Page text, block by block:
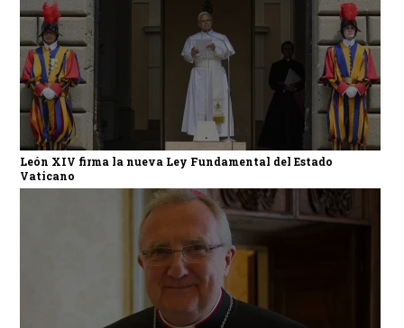
León XIV firma la nueva Ley Fundamental del Estado
Vaticano